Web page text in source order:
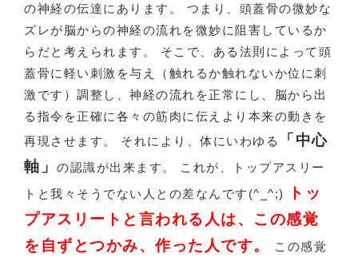
の神経の伝達にあります。 つまり、頭蓋骨の微妙な
ズレが脳からの神経の流れを微妙に阻害しているか
らだと考えられます。 そこで、ある法則によって頭
蓋骨に軽い刺激を与え（触れるか触れないか位に刺
激です）調整し、神経の流れを正常にし、脳から出
る指令を正確に各々の筋肉に伝えより本来の動きを
再現させます。 それにより、体にいわゆる
「中心
軸」
の認識が出来ます。 これが、トップアスリー
トと我々そうでない人との差なんです(^_^;)
トッ
プアスリートと言われる人は、この感覚
を自ずとつかみ、作った人です。
この感覚